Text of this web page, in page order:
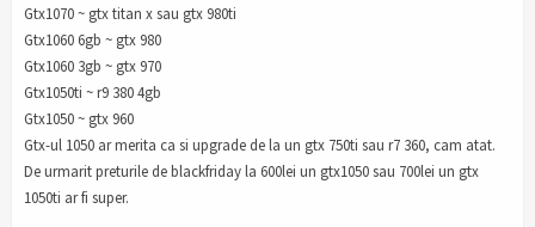
Gtx1070 ~ gtx titan x sau gtx 980ti
Gtx1060 6gb ~ gtx 980
Gtx1060 3gb ~ gtx 970
Gtx1050ti ~ r9 380 4gb
Gtx1050 ~ gtx 960
Gtx-ul 1050 ar merita ca si upgrade de la un gtx 750ti sau r7 360, cam atat.
De urmarit preturile de blackfriday la 600lei un gtx1050 sau 700lei un gtx
1050ti ar fi super.